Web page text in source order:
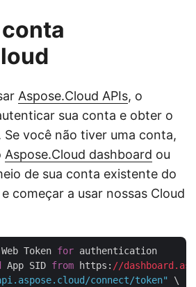
Aspose.Cloud APIs, o
sua conta e obter o
Se você não tiver uma conta,
Aspose.Cloud dashboard ou
de sua conta existente do
começar a usar nossas Cloud
Web Token for
App SID from https: //
connect/token"
\